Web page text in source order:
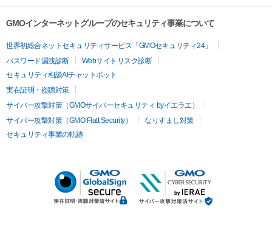
GMOインターネットグループのセキュリティ事業について
世界初総合ネットセキュリティサービス「GMOセキュリティ24」
パスワード漏洩診断
Webサイトリスク診断
セキュリティ相談AIチャットボット
実在証明・盗聴対策
サイバー攻撃対策（GMOサイバーセキュリティ byイエラエ）
サイバー攻撃対策（GMO Flatt Security）
なりすまし対策
セキュリティ事業の軌跡